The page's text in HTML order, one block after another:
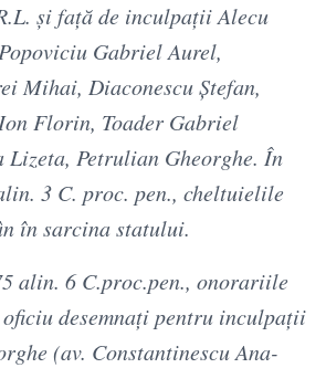
şi faţă de inculpaţii Alecu
Gabriel Aurel,
Mihai, Diaconescu Ştefan,
Florin, Toader Gabriel
Lizeta, Petrulian Gheorghe. În
3 C. proc. pen., cheltuielile
în sarcina statului.
alin. 6 C.proc.pen., onorariile
desemnaţi pentru inculpaţii
(av. Constantinescu Ana-